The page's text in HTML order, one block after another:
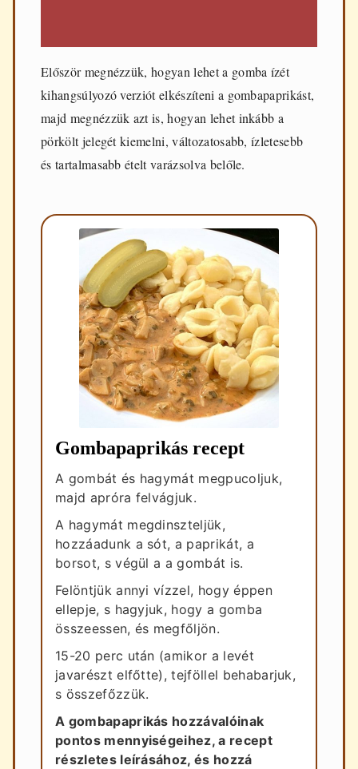
Először megnézzük, hogyan lehet a gomba ízét
kihangsúlyozó verziót elkészíteni a gombapaprikást,
majd megnézzük azt is, hogyan lehet inkább a
pörkölt jelegét kiemelni, változatosabb, ízletesebb
és tartalmasabb ételt varázsolva belőle.
Gombapaprikás recept
A gombát és hagymát megpucoljuk,
majd apróra felvágjuk.
A hagymát megdinszteljük,
hozzáadunk a sót, a paprikát, a
borsot, s végül a a gombát is.
Felöntjük annyi vízzel, hogy éppen
ellepje, s hagyjuk, hogy a gomba
összeessen, és megfőljön.
15-20 perc után (amikor a levét
javarészt elfőtte), tejföllel behabarjuk,
s összefőzzük.
A gombapaprikás hozzávalóinak
pontos mennyiségeihez, a recept
részletes leírásához, és hozzá